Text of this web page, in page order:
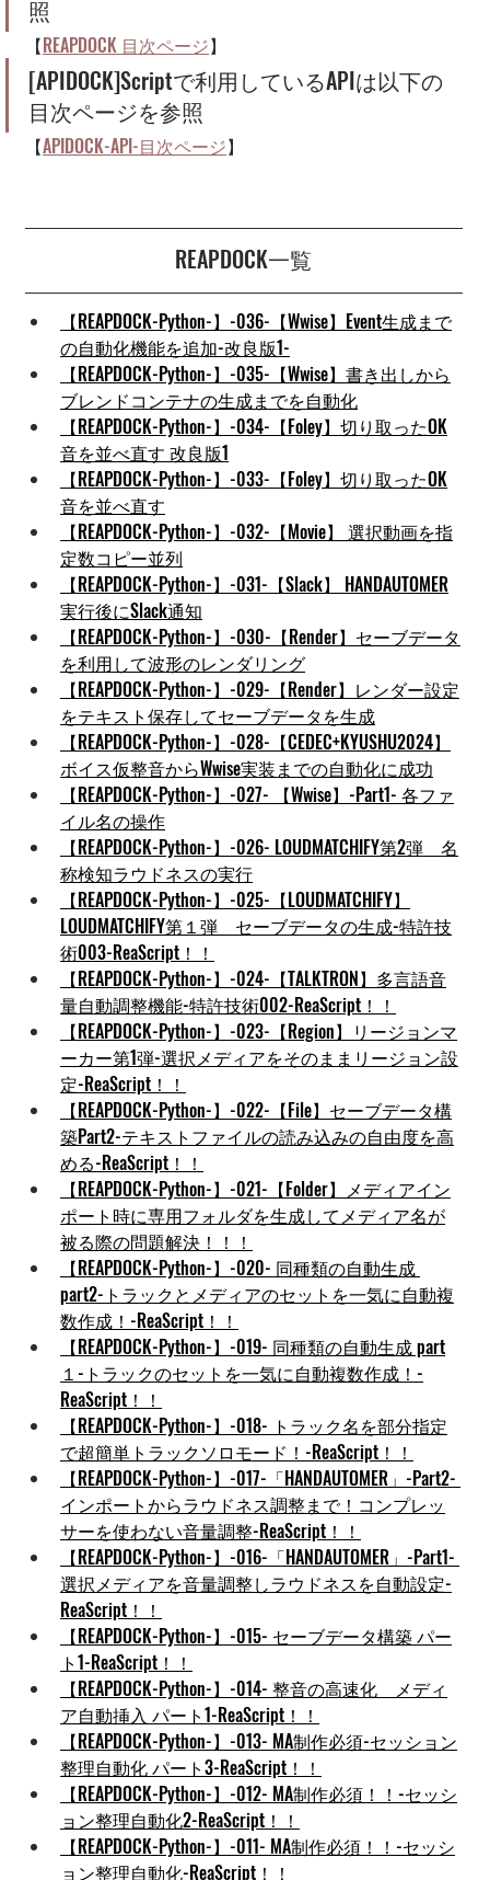
照
【REAPDOCK 目次ページ】
[APIDOCK]Scriptで利用しているAPIは以下の
目次ページを参照
【APIDOCK-API-目次ページ】
REAPDOCK一覧
【REAPDOCK-Python-】-036-【Wwise】Event生成まで
の自動化機能を追加-改良版1-
【REAPDOCK-Python-】-035-【Wwise】書き出しから
ブレンドコンテナの生成までを自動化
【REAPDOCK-Python-】-034-【Foley】切り取ったOK
音を並べ直す 改良版1
【REAPDOCK-Python-】-033-【Foley】切り取ったOK
音を並べ直す
【REAPDOCK-Python-】-032-【Movie】 選択動画を指
定数コピー並列
【REAPDOCK-Python-】-031-【Slack】 HANDAUTOMER
実行後にSlack通知
【REAPDOCK-Python-】-030-【Render】セーブデータ
を利用して波形のレンダリング
【REAPDOCK-Python-】-029-【Render】レンダー設定
をテキスト保存してセーブデータを生成
【REAPDOCK-Python-】-028-【CEDEC+KYUSHU2024】
ボイス仮整音からWwise実装までの自動化に成功
【REAPDOCK-Python-】-027- 【Wwise】-Part1- 各ファ
イル名の操作
【REAPDOCK-Python-】-026- LOUDMATCHIFY第2弾　名
称検知ラウドネスの実行
【REAPDOCK-Python-】-025-【LOUDMATCHIFY】
LOUDMATCHIFY第１弾　セーブデータの生成-特許技
術003-ReaScript！！
【REAPDOCK-Python-】-024-【TALKTRON】多言語音
量自動調整機能-特許技術002-ReaScript！！
【REAPDOCK-Python-】-023-【Region】リージョンマ
ーカー第1弾-選択メディアをそのままリージョン設
定-ReaScript！！
【REAPDOCK-Python-】-022-【File】セーブデータ構
築Part2-テキストファイルの読み込みの自由度を高
める-ReaScript！！
【REAPDOCK-Python-】-021-【Folder】メディアイン
ポート時に専用フォルダを生成してメディア名が
被る際の問題解決！！！
【REAPDOCK-Python-】-020- 同種類の自動生成
part2-トラックとメディアのセットを一気に自動複
数作成！-ReaScript！！
【REAPDOCK-Python-】-019- 同種類の自動生成 part
１-トラックのセットを一気に自動複数作成！-
ReaScript！！
【REAPDOCK-Python-】-018- トラック名を部分指定
で超簡単トラックソロモード！-ReaScript！！
【REAPDOCK-Python-】-017-「HANDAUTOMER」-Part2-
インポートからラウドネス調整まで！コンプレッ
サーを使わない音量調整-ReaScript！！
【REAPDOCK-Python-】-016-「HANDAUTOMER」-Part1-
選択メディアを音量調整しラウドネスを自動設定-
ReaScript！！
【REAPDOCK-Python-】-015- セーブデータ構築 パー
ト1-ReaScript！！
【REAPDOCK-Python-】-014- 整音の高速化　メディ
ア自動挿入 パート1-ReaScript！！
【REAPDOCK-Python-】-013- MA制作必須-セッション
整理自動化 パート3-ReaScript！！
【REAPDOCK-Python-】-012- MA制作必須！！-セッシ
ョン整理自動化2-ReaScript！！
【REAPDOCK-Python-】-011- MA制作必須！！-セッシ
ョン整理自動化-ReaScript！！